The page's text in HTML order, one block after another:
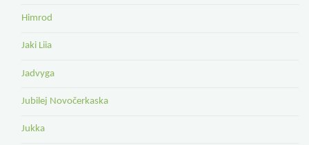
Himrod
Jaki Liia
Jadvyga
Jubilej Novočerkaska
Jukka